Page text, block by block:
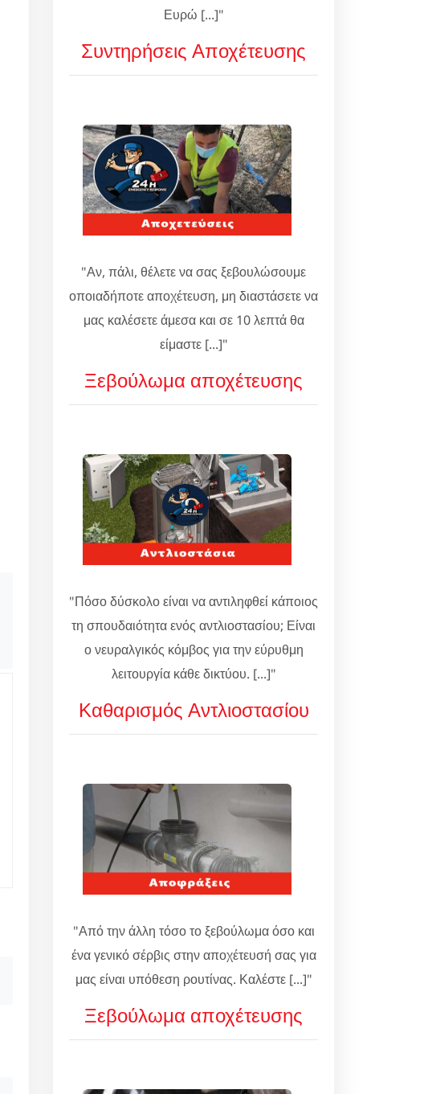
Ευρώ [...]"
Συντηρήσεις Αποχέτευσης
"Αν, πάλι, θέλετε να σας ξεβουλώσουμε
οποιαδήποτε αποχέτευση, μη διαστάσετε να
μας καλέσετε άμεσα και σε 10 λεπτά θα
είμαστε [...]"
Ξεβούλωμα αποχέτευσης
"Πόσο δύσκολο είναι να αντιληφθεί κάποιος
τη σπουδαιότητα ενός αντλιοστασίου; Είναι
ο νευραλγικός κόμβος για την εύρυθμη
λειτουργία κάθε δικτύου. [...]"
Καθαρισμός Αντλιοστασίου
"Από την άλλη τόσο το ξεβούλωμα όσο και
ένα γενικό σέρβις στην αποχέτευσή σας για
μας είναι υπόθεση ρουτίνας. Καλέστε [...]"
Ξεβούλωμα αποχέτευσης